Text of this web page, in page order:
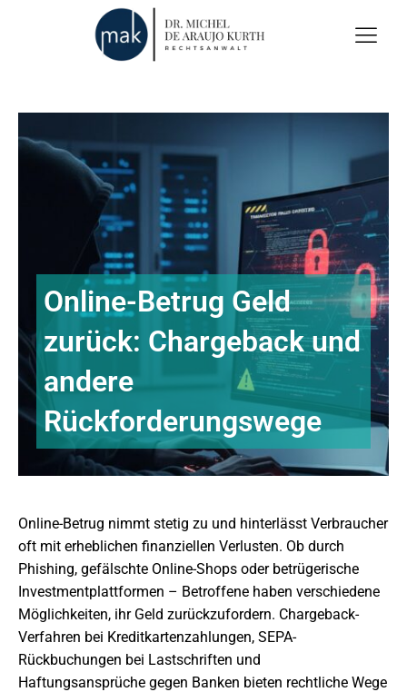
Online-Betrug Geld
zurück: Chargeback und
andere
Rückforderungswege
Online-Betrug nimmt stetig zu und hinterlässt Verbraucher
oft mit erheblichen finanziellen Verlusten. Ob durch
Phishing, gefälschte Online-Shops oder betrügerische
Investmentplattformen – Betroffene haben verschiedene
Möglichkeiten, ihr Geld zurückzufordern. Chargeback-
Verfahren bei Kreditkartenzahlungen, SEPA-
Rückbuchungen bei Lastschriften und
Haftungsansprüche gegen Banken bieten rechtliche Wege